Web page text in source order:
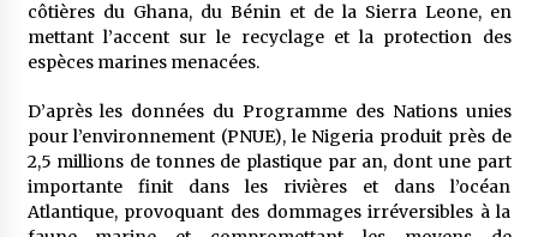
côtières du Ghana, du Bénin et de la Sierra Leone, en
mettant l’accent sur le recyclage et la protection des
espèces marines menacées.
D’après les données du Programme des Nations unies
pour l’environnement (PNUE), le Nigeria produit près de
2,5 millions de tonnes de plastique par an, dont une part
importante finit dans les rivières et dans l’océan
Atlantique, provoquant des dommages irréversibles à la